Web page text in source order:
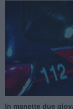
In manette due